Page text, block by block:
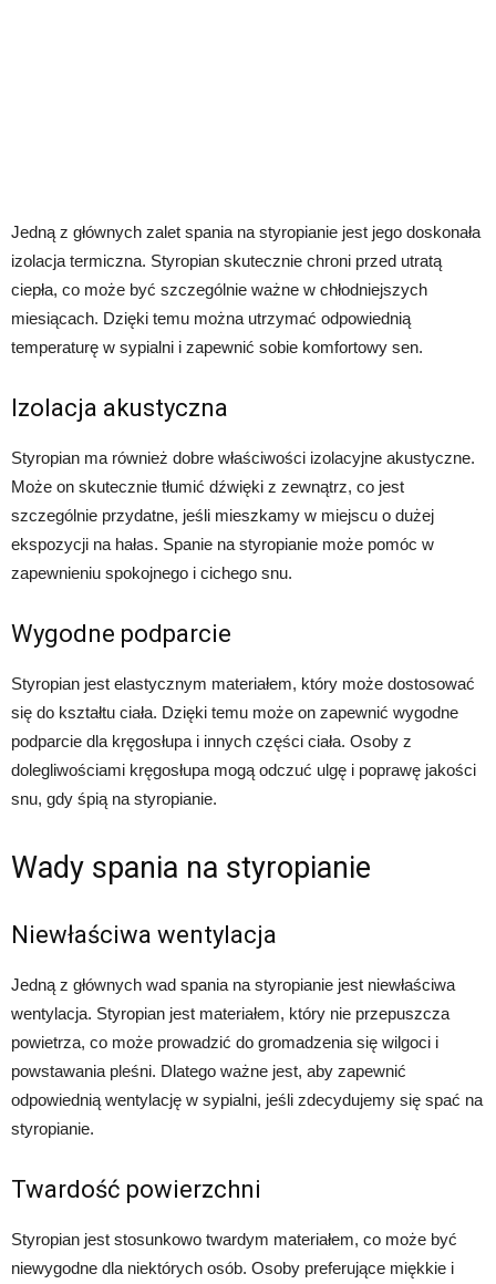
Jedną z głównych zalet spania na styropianie jest jego doskonała
izolacja termiczna. Styropian skutecznie chroni przed utratą
ciepła, co może być szczególnie ważne w chłodniejszych
miesiącach. Dzięki temu można utrzymać odpowiednią
temperaturę w sypialni i zapewnić sobie komfortowy sen.
Izolacja akustyczna
Styropian ma również dobre właściwości izolacyjne akustyczne.
Może on skutecznie tłumić dźwięki z zewnątrz, co jest
szczególnie przydatne, jeśli mieszkamy w miejscu o dużej
ekspozycji na hałas. Spanie na styropianie może pomóc w
zapewnieniu spokojnego i cichego snu.
Wygodne podparcie
Styropian jest elastycznym materiałem, który może dostosować
się do kształtu ciała. Dzięki temu może on zapewnić wygodne
podparcie dla kręgosłupa i innych części ciała. Osoby z
dolegliwościami kręgosłupa mogą odczuć ulgę i poprawę jakości
snu, gdy śpią na styropianie.
Wady spania na styropianie
Niewłaściwa wentylacja
Jedną z głównych wad spania na styropianie jest niewłaściwa
wentylacja. Styropian jest materiałem, który nie przepuszcza
powietrza, co może prowadzić do gromadzenia się wilgoci i
powstawania pleśni. Dlatego ważne jest, aby zapewnić
odpowiednią wentylację w sypialni, jeśli zdecydujemy się spać na
styropianie.
Twardość powierzchni
Styropian jest stosunkowo twardym materiałem, co może być
niewygodne dla niektórych osób. Osoby preferujące miękkie i